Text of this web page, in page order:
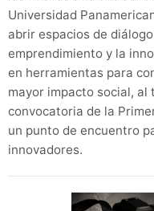
Universidad
abrir espacios de
emprendimiento y la
en herramientas para
mayor impacto social,
convocatoria de la
un punto de encuentro
innovadores.